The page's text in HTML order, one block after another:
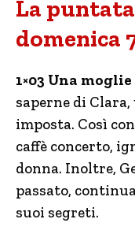
La
domenica
1×03 Una
saperne di
imposta. Così
caffè concerto,
donna. Inoltre,
passato,
suoi segreti.